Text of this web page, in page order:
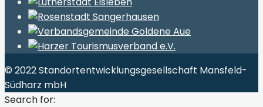
© 2022 Standortentwicklungsgesellschaft Mansfeld-
Südharz mbH
Search for: